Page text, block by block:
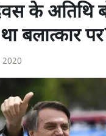
के अतिथि
बलात्कार
2020